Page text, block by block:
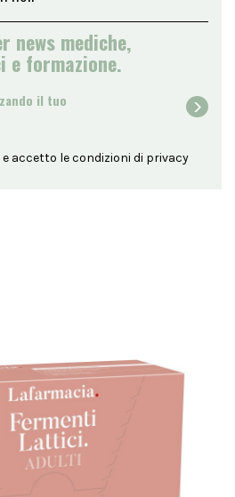
news mediche,
formazione.
il tuo
accetto le condizioni di privacy